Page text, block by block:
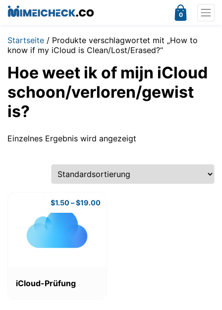
0
Startseite / Produkte verschlagwortet mit „How to
know if my iCloud is Clean/Lost/Erased?“
Hoe weet ik of mijn iCloud
schoon/verloren/gewist
is?
Einzelnes Ergebnis wird angezeigt
iCloud-Prüfung
$1.50–$19.00
Produkt